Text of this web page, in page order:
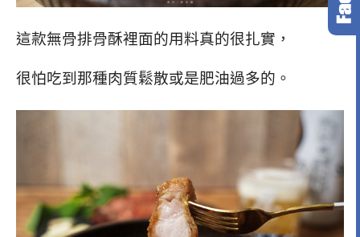
這款無骨排骨酥裡面的用料真的很扎實，
很怕吃到那種肉質鬆散或是肥油過多的。